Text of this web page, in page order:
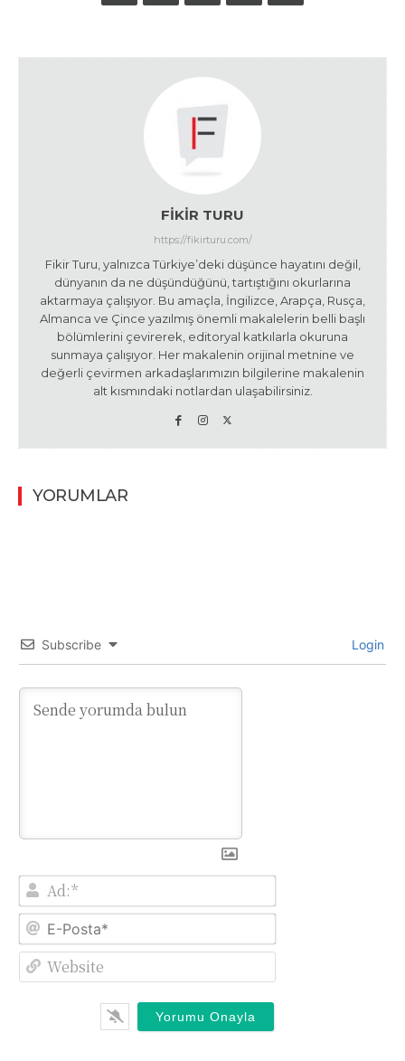
FIKIR TURU
https://fikirturu.com/
Fikir Turu, yalnızca Türkiye’deki düşünce hayatını değil,
dünyanın da ne düşündüğünü, tartıştığını okurlarına
aktarmaya çalışıyor. Bu amaçla, İngilizce, Arapça, Rusça,
Almanca ve Çince yazılmış önemli makalelerin belli başlı
bölümlerini çevirerek, editoryal katkılarla okuruna
sunmaya çalışıyor. Her makalenin orijinal metnine ve
değerli çevirmen arkadaşlarımızın bilgilerine makalenin
alt kısmındaki notlardan ulaşabilirsiniz.
YORUMLAR
Subscribe Login
Ad:*
E-